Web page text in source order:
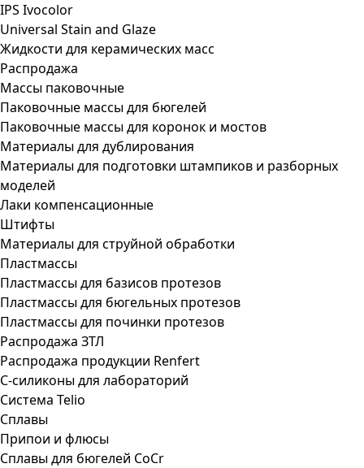
IPS Ivocolor
Universal Stain and Glaze
Жидкости для керамических масс
Распродажа
Массы паковочные
Паковочные массы для бюгелей
Паковочные массы для коронок и мостов
Материалы для дублирования
Материалы для подготовки штампиков и разборных
моделей
Лаки компенсационные
Штифты
Материалы для струйной обработки
Пластмассы
Пластмассы для базисов протезов
Пластмассы для бюгельных протезов
Пластмассы для починки протезов
Распродажа ЗТЛ
Распродажа продукции Renfert
С-силиконы для лабораторий
Система Telio
Сплавы
Припои и флюсы
Сплавы для бюгелей CoCr